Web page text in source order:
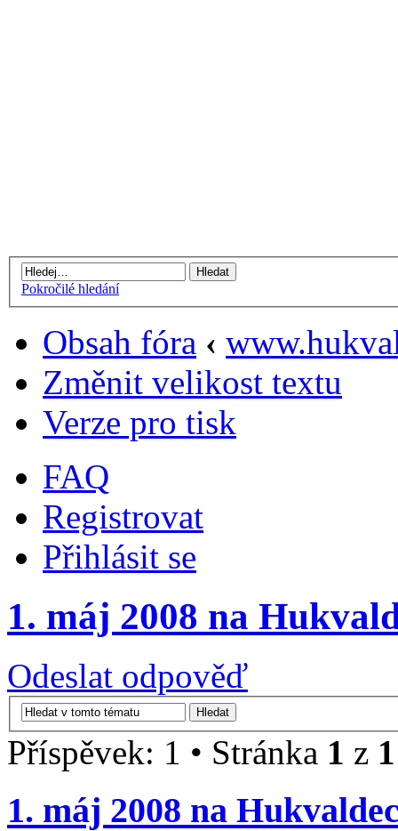
Pokročilé hledání
Obsah fóra ‹
Změnit velikost textu
Verze pro tisk
FAQ
Registrovat
Přihlásit se
1. máj 2008 na
Odeslat odpověď
Příspěvek: 1 • Stránka 1 z 1
1. máj 2008 na